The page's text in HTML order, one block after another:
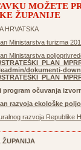
MOŽETE
ŽUPANIJE
HRVATSKA
Ministarstva turizma
Ministarstva
dokumenti-
program očuvanja
razvoja ekološke
razvoja Republike
ŽUPANIJA